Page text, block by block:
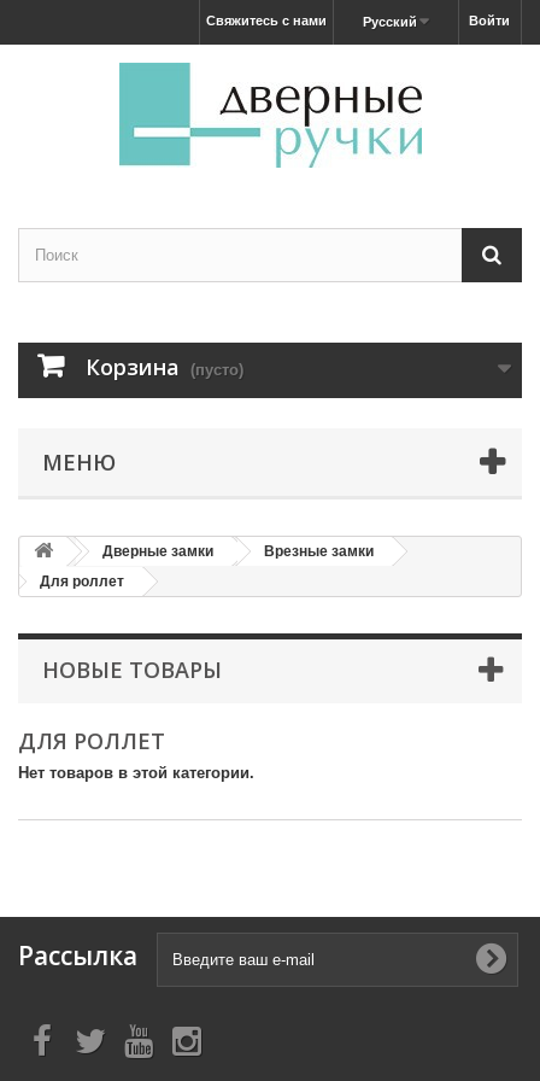
Войти
Русский
Свяжитесь с нами
Корзина (пусто)
МЕНЮ
Дверные замки
Врезные замки
Для роллет
НОВЫЕ ТОВАРЫ
ДЛЯ РОЛЛЕТ
Нет товаров в этой категории.
Рассылка